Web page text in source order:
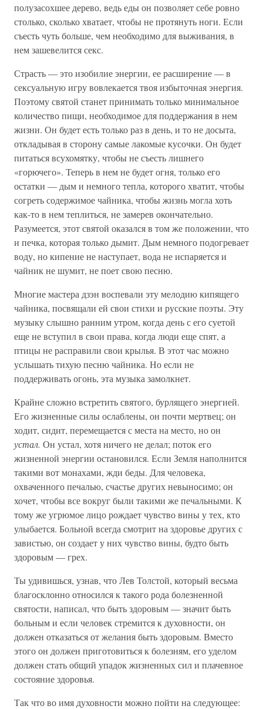
полузасохшее дерево, ведь еды он позволяет себе ровно
столько, сколько хватает, чтобы не протянуть ноги. Если
съесть чуть больше, чем необходимо для выживания, в
нем зашевелится секс.
Страсть — это изобилие энергии, ее расширение — в
сексуальную игру вовлекается твоя избыточная энергия.
Поэтому святой станет принимать только минимальное
количество пищи, необходимое для поддержания в нем
жизни. Он будет есть только раз в день, и то не досыта,
откладывая в сторону самые лакомые кусочки. Он будет
питаться всухомятку, чтобы не съесть лишнего
«горючего». Теперь в нем не будет огня, только его
остатки — дым и немного тепла, которого хватит, чтобы
согреть содержимое чайника, чтобы жизнь могла хоть
как-то в нем теплиться, не замерев окончательно.
Разумеется, этот святой оказался в том же положении, что
и печка, которая только дымит. Дым немного подогревает
воду, но кипение не наступает, вода не испаряется и
чайник не шумит, не поет свою песню.
Многие мастера дзэн воспевали эту мелодию кипящего
чайника, посвящали ей свои стихи и русские поэты. Эту
музыку слышно ранним утром, когда день с его суетой
еще не вступил в свои права, когда люди еще спят, а
птицы не расправили свои крылья. В этот час можно
услышать тихую песню чайника. Но если не
поддерживать огонь, эта музыка замолкнет.
Крайне сложно встретить святого, бурлящего энергией.
Его жизненные силы ослаблены, он почти мертвец; он
ходит, сидит, перемещается с места на место, но он
устал. Он устал, хотя ничего не делал; поток его
жизненной энергии остановился. Если Земля наполнится
такими вот монахами, жди беды. Для человека,
охваченного печалью, счастье других невыносимо; он
хочет, чтобы все вокруг были такими же печальными. К
тому же угрюмое лицо рождает чувство вины у тех, кто
улыбается. Больной всегда смотрит на здоровье других с
завистью, он создает у них чувство вины, будто быть
здоровым — грех.
Ты удивишься, узнав, что Лев Толстой, который весьма
благосклонно относился к такого рода болезненной
святости, написал, что быть здоровым — значит быть
больным и если человек стремится к духовности, он
должен отказаться от желания быть здоровым. Вместо
этого он должен приготовиться к болезням, его уделом
должен стать общий упадок жизненных сил и плачевное
состояние здоровья.
Так что во имя духовности можно пойти на следующее: